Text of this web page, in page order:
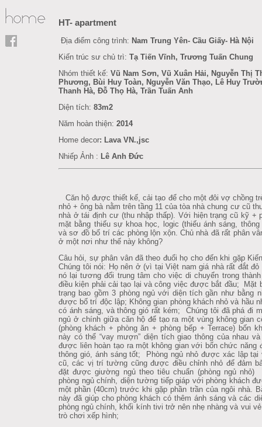
HT- apartment
Địa điểm công trình: Nam Trung Yên- Cầu Giấy- Hà Nội
Kiến trúc sư chủ trì: Tạ Tiến Vĩnh, Trương Tuấn Chung
Nhóm thiết kế: Vũ Nam Sơn, Vũ Xuân Hải, Nguyễn Thị
Phương, Bùi Huy Toàn, Nguyễn Văn Thạo, Lê Huy
Thanh Hà, Đỗ Thọ Hà, Trần Tuấn Anh
Diện tích: 83m2
Năm hoàn thiện: 2014
Home decor: Lava VN.,jsc
Nhiếp Ảnh : Lê Anh Đức
Căn hộ được thiết kế, cải tạo để cho một đôi vợ chồng
nhỏ + ông bà nằm trên tầng 11 của tòa nhà chung cư cũ
nhà ở tái định cư (thu nhập thấp). Với hiện trạng cũ kỹ +
mặt bằng thiếu sự khoa học, logic (thiếu ánh sáng, thông
và sơ đồ bố trí các phòng lộn xộn. Chủ nhà đã rất phân
ở một nơi như thế này không?
Câu hỏi, sự phân vân đã theo đuổi họ cho đến khi gặp
Chúng tôi nói: Họ nên ở (vì tại Việt nam giá nhà rất đắt
nó lại tương đối trung tâm cho việc di chuyển trong
điều kiện phải cải tạo lại và công việc được bắt đầu; Mặt
trạng bao gồm 3 phòng ngủ với diện tích gần như bằng
được bố trí độc lập; Không gian phòng khách nhỏ và hầu
có ánh sáng, và thông gió rất kém; Chúng tôi đã phá đi
ngủ ở chính giữa căn hộ để tạo ra một vùng không gian
(phòng khách + phòng ăn + phòng bếp + Terrace) bốn
này có thể “vay mượn” diện tích giao thông của nhau
được liên hoàn tạo ra một không gian với bốn chức năng
thông gió, ánh sáng tốt; Phòng ngủ nhỏ được xác lập tại
cũ, các vị trí tường cũng được điều chỉnh nhỏ để đảm
đặt được giường ngủ theo tiêu chuẩn (phòng ngủ
phòng ngủ chính, diện tường tiếp giáp với phòng khách
một phần (40cm) trước khi gặp phần trần của ngôi nhà.
này đã giúp cho phòng khách có thêm ánh sáng và các
phòng ngủ chính, khối kính tivi trở nên nhẹ nhàng và vui
trò chơi xếp hình;